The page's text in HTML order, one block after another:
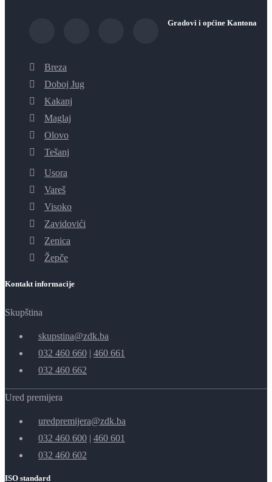
Gradovi i općine Kantona
Breza
Doboj Jug
Kakanj
Maglaj
Olovo
Tešanj
Usora
Vareš
Visoko
Zavidovići
Zenica
Žepče
Kontakt informacije
Skupština
skupstina@zdk.ba
032 460 660 | 460 661
032 460 662
Ured premijera
uredpremijera@zdk.ba
032 460 600 | 460 601
032 460 602
ISO standard